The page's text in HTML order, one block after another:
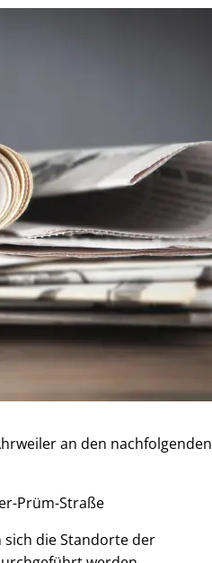
an den nachfolgenden
Prüm-Straße
die Standorte der